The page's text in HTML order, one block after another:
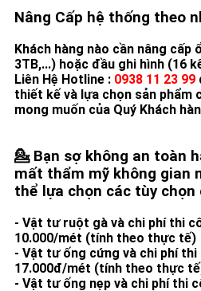
Nâng Cấp hệ thống theo
Khách hàng nào cần nâng cấp
3TB,...) hoặc đầu ghi hình (16
Liên Hệ Hotline : 0938 11 23 99
thiết kế và lựa chọn sản phẩm
mong muốn của Quý Khách
💁 Bạn sợ không an toàn
mất thẩm mỹ không gian
thể lựa chọn các tùy chọn
- Vật tư ruột gà và chi phí thi
10.000/mét (tính theo thực tế)
- Vật tư ống cứng và chi phí
17.000đ/mét (tính theo thực
- Vật tư ống nẹp và chi phí thi